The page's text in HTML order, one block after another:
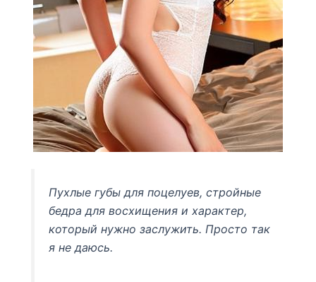
Пухлые губы для поцелуев, стройные
бедра для восхищения и характер,
который нужно заслужить. Просто так
я не даюсь.